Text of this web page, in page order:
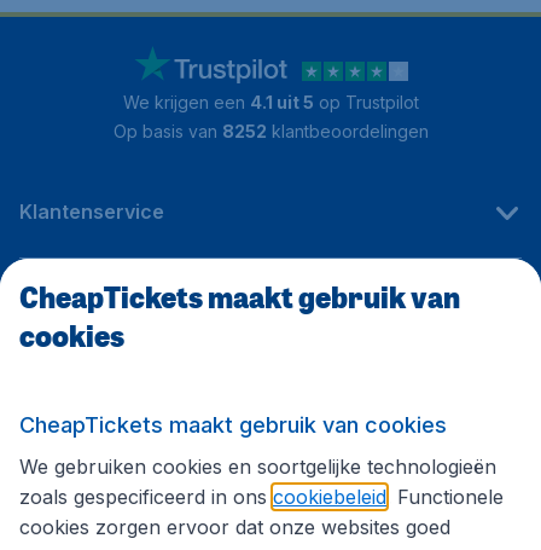
We krijgen een 4.1 uit 5 op Trustpilot
Op basis van 8252 klantbeoordelingen
Klantenservice
CheapTickets.be
Volg CheapTickets.be
CheapTickets maakt gebruik van
cookies
CheapTickets maakt gebruik van cookies
We gebruiken cookies en soortgelijke technologieën
zoals gespecificeerd in ons cookiebeleid . Functionele
cookies zorgen ervoor dat onze websites goed